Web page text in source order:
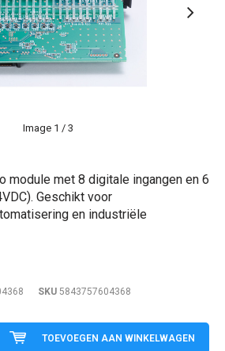
Image 1 / 3
module met 8 digitale ingangen en 6
Geschikt voor
en industriële
SKU 5843757604368
TOEVOEGEN AAN WINKELWAGEN